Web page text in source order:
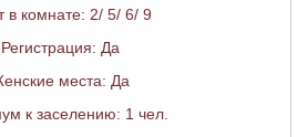
в комнате: 2/ 5/ 6/ 9
Регистрация: Да
места: Да
к заселению: 1 чел.